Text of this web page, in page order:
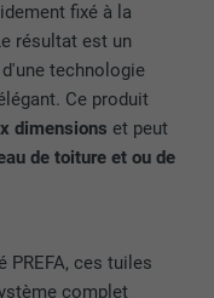
fixé à la
résultat est un
technologie
Ce produit
dimensions et peut
de toiture et ou de
PREFA, ces tuiles
complet